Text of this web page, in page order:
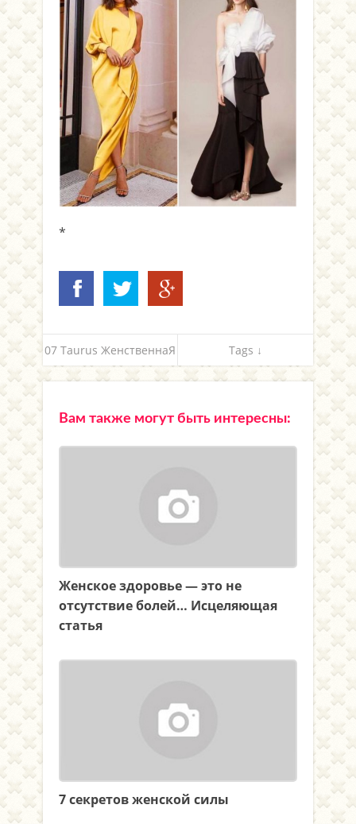
*
07 Taurus ЖенственнаЯ Tags ↓
Вам также могут быть интересны:
Женское здоровье — это не
отсутствие болей… Исцеляющая
статья
7 секретов женской силы